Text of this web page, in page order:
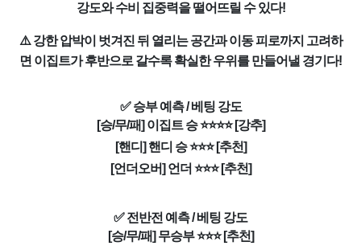
강도와 수비 집중력을 떨어뜨릴 수 있다!
⚠️ 강한 압박이 벗겨진 뒤 열리는 공간과 이동 피로까지 고려하
면 이집트가 후반으로 갈수록 확실한 우위를 만들어낼 경기다!
✅ 승부 예측 / 베팅 강도
[승/무/패] 이집트 승 ⭐⭐⭐⭐ [강추]
[핸디] 핸디 승 ⭐⭐⭐ [추천]
[언더오버] 언더 ⭐⭐⭐ [추천]
✅ 전반전 예측 / 베팅 강도
[승/무/패] 무승부 ⭐⭐⭐ [추천]